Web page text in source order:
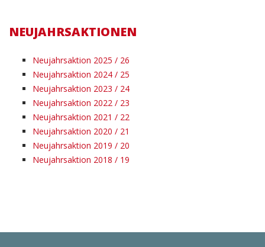
NEUJAHRSAKTIONEN
Neujahrsaktion 2025 / 26
Neujahrsaktion 2024 / 25
Neujahrsaktion 2023 / 24
Neujahrsaktion 2022 / 23
Neujahrsaktion 2021 / 22
Neujahrsaktion 2020 / 21
Neujahrsaktion 2019 / 20
Neujahrsaktion 2018 / 19